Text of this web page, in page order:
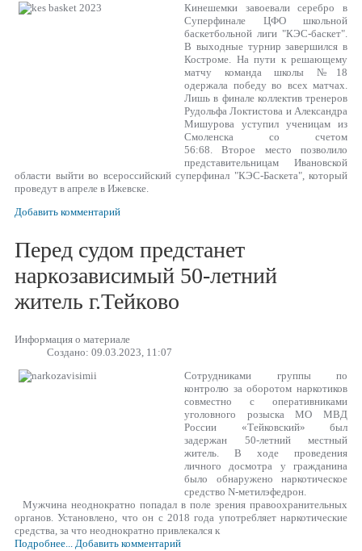
Кинешемки завоевали серебро в
Суперфинале ЦФО школьной
баскетбольной лиги "КЭС-баскет".
В выходные турнир завершился в
Костроме. На пути к решающему
матчу команда школы №18
одержала победу во всех матчах.
Лишь в финале коллектив тренеров
Рудольфа Локтистова и Александра
Мишурова уступил ученицам из
Смоленска со счетом
56:68. Второе место позволило
представительницам Ивановской
области выйти во всероссийский суперфинал "КЭС-Баскета", который
проведут в апреле в Ижевске.
Добавить комментарий
Перед судом предстанет
наркозависимый 50-летний
житель г.Тейково
Информация о материале
Создано: 09.03.2023, 11:07
Сотрудниками группы по
контролю за оборотом наркотиков
совместно с оперативниками
уголовного розыска МО МВД
России «Тейковский» был
задержан 50-летний местный
житель. В ходе проведения
личного досмотра у гражданина
было обнаружено наркотическое
средство N-метилэфедрон.
Мужчина неоднократно попадал в поле зрения правоохранительных
органов. Установлено, что он с 2018 года употребляет наркотические
средства, за что неоднократно привлекался к
Подробнее... Добавить комментарий